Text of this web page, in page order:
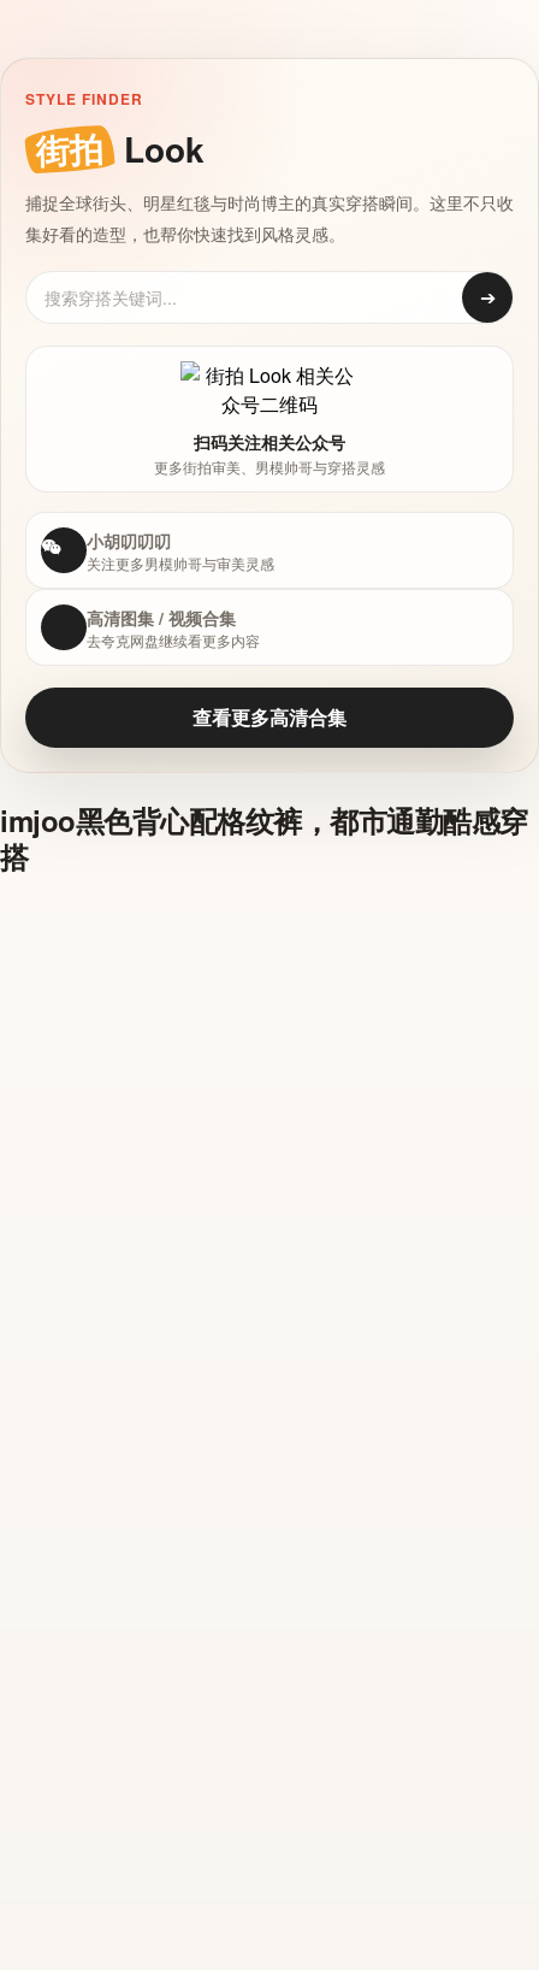
STYLE FINDER
街拍 Look
捕捉全球街头、明星红毯与时尚博主的真实穿搭瞬间。这里不只收
集好看的造型，也帮你快速找到风格灵感。
➔
扫码关注相关公众号
更多街拍审美、男模帅哥与穿搭灵感
小胡叨叨叨
关注更多男模帅哥与审美灵感
高清图集 / 视频合集
去夸克网盘继续看更多内容
查看更多高清合集
imjoo黑色背心配格纹裤，都市通勤酷感穿
搭